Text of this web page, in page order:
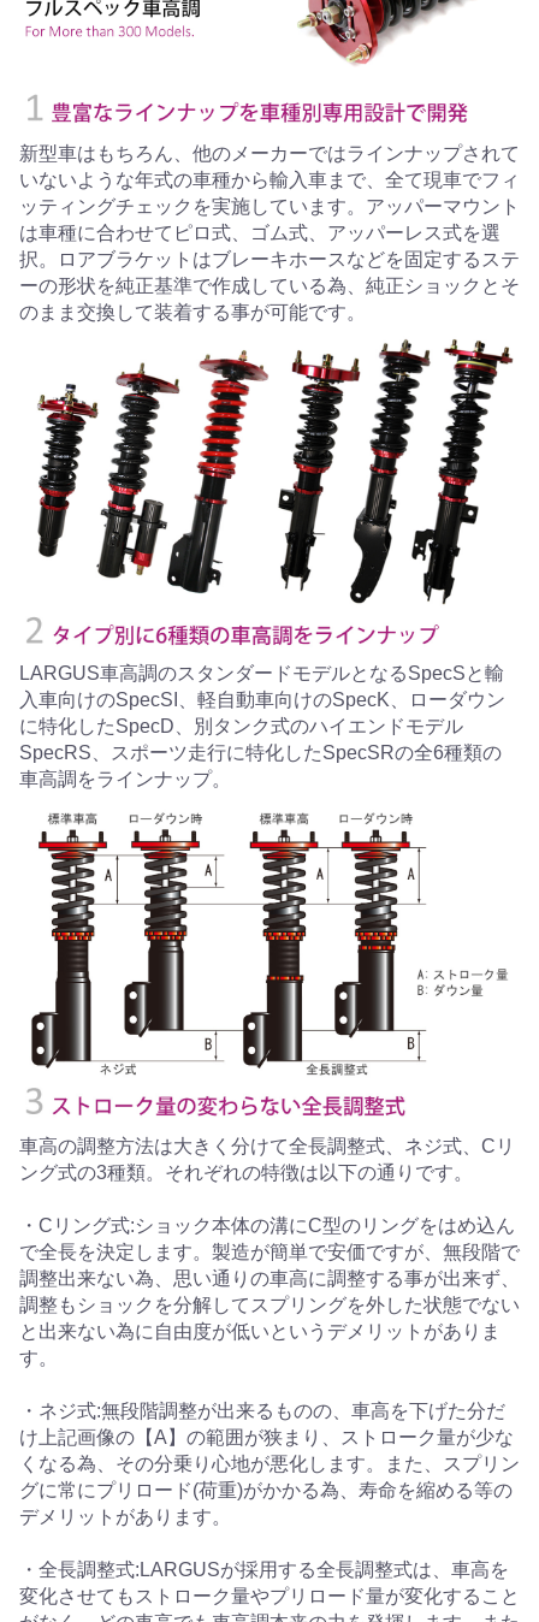
新型車はもちろん、他のメーカーではラインナップされて
いないような年式の車種から輸入車まで、全て現車でフィ
ッティングチェックを実施しています。アッパーマウント
は車種に合わせてピロ式、ゴム式、アッパーレス式を選
択。ロアブラケットはブレーキホースなどを固定するステ
ーの形状を純正基準で作成している為、純正ショックとそ
のまま交換して装着する事が可能です。
LARGUS車高調のスタンダードモデルとなるSpecSと輸
入車向けのSpecSI、軽自動車向けのSpecK、ローダウン
に特化したSpecD、別タンク式のハイエンドモデル
SpecRS、スポーツ走行に特化したSpecSRの全6種類の
車高調をラインナップ。
車高の調整方法は大きく分けて全長調整式、ネジ式、Cリ
ング式の3種類。それぞれの特徴は以下の通りです。
・Cリング式:ショック本体の溝にC型のリングをはめ込ん
で全長を決定します。製造が簡単で安価ですが、無段階で
調整出来ない為、思い通りの車高に調整する事が出来ず、
調整もショックを分解してスプリングを外した状態でない
と出来ない為に自由度が低いというデメリットがありま
す。
・ネジ式:無段階調整が出来るものの、車高を下げた分だ
け上記画像の【A】の範囲が狭まり、ストローク量が少な
くなる為、その分乗り心地が悪化します。また、スプリン
グに常にプリロード(荷重)がかかる為、寿命を縮める等の
デメリットがあります。
・全長調整式:LARGUSが採用する全長調整式は、車高を
変化させてもストローク量やプリロード量が変化すること